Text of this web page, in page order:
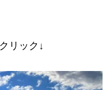
リック↓